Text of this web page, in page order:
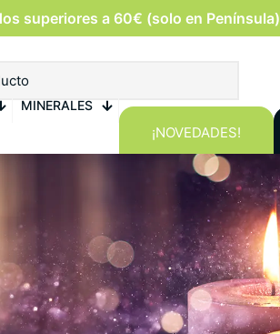
superiores a 60€ (solo en Península)
MINERALES
¡NOVEDADES!